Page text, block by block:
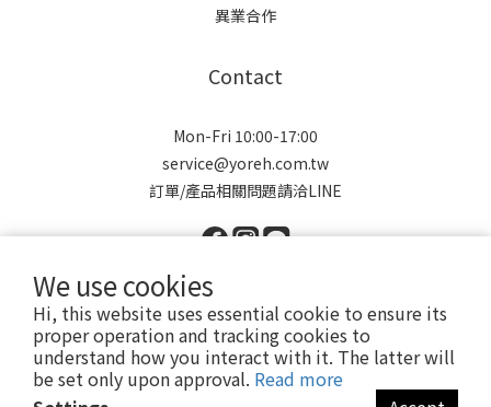
We use cookies
Hi, this website uses essential cookie to ensure its
proper operation and tracking cookies to
understand how you interact with it. The latter will
be set only upon approval. Read more
異業合作
Contact
Mon-Fri 10:00-17:00
service@yoreh.com.tw
訂單/產品相關問題請洽LINE
Copyright © 2021 Yoreh. All rights reserved.
悠若有限公司 | 91043801